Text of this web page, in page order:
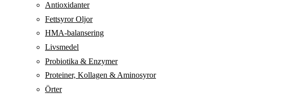
Antioxidanter
Fettsyror Oljor
HMA-balansering
Livsmedel
Probiotika & Enzymer
Proteiner, Kollagen & Aminosyror
Örter